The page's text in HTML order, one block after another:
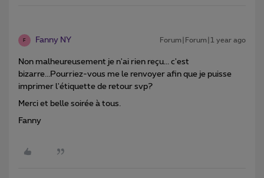
F Fanny NY Forum|Forum|1 year ago
Non malheureusement je n'ai rien reçu... c'est
bizarre...Pourriez-vous me le renvoyer afin que je puisse
imprimer l'étiquette de retour svp?
Merci et belle soirée à tous.
Fanny